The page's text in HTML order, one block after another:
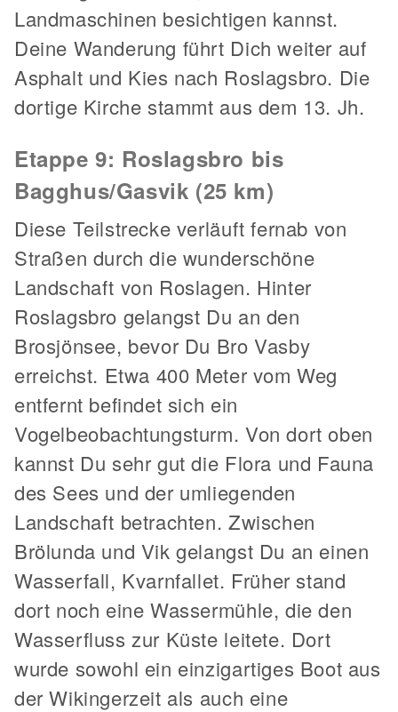
Landmaschinen besichtigen kannst.
Deine Wanderung führt Dich weiter auf
Asphalt und Kies nach Roslagsbro. Die
dortige Kirche stammt aus dem 13. Jh.
Etappe 9: Roslagsbro bis
Bagghus/Gasvik (25 km)
Diese Teilstrecke verläuft fernab von
Straßen durch die wunderschöne
Landschaft von Roslagen. Hinter
Roslagsbro gelangst Du an den
Brosjönsee, bevor Du Bro Vasby
erreichst. Etwa 400 Meter vom Weg
entfernt befindet sich ein
Vogelbeobachtungsturm. Von dort oben
kannst Du sehr gut die Flora und Fauna
des Sees und der umliegenden
Landschaft betrachten. Zwischen
Brölunda und Vik gelangst Du an einen
Wasserfall, Kvarnfallet. Früher stand
dort noch eine Wassermühle, die den
Wasserfluss zur Küste leitete. Dort
wurde sowohl ein einzigartiges Boot aus
der Wikingerzeit als auch eine